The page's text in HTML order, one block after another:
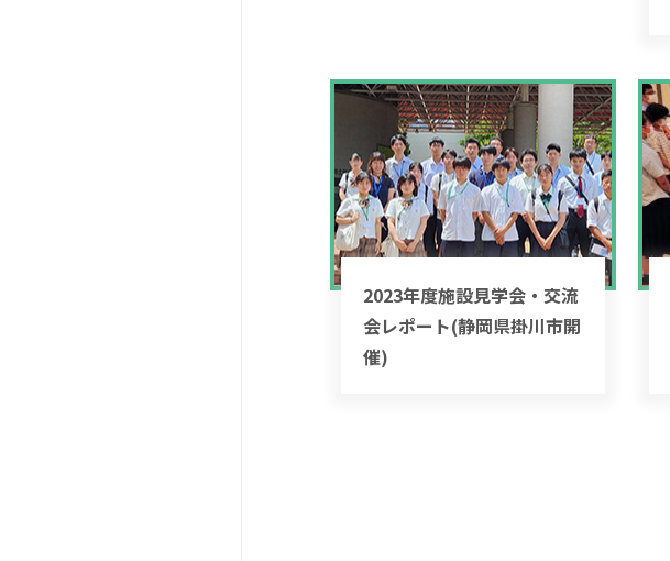
2023年度施設見学会・交流
会レポート(静岡県掛川市開
催)